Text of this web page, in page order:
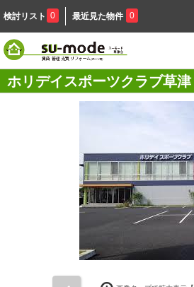
検討リスト 0 最近見た物件 0
ホリデイスポーツクラブ草津